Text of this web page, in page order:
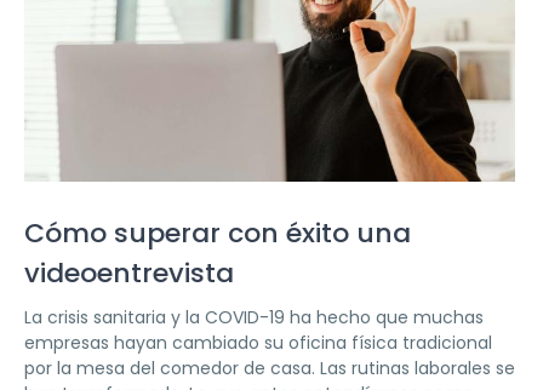
Cómo superar con éxito una
videoentrevista
La crisis sanitaria y la COVID-19 ha hecho que muchas
empresas hayan cambiado su oficina física tradicional
por la mesa del comedor de casa. Las rutinas laborales se